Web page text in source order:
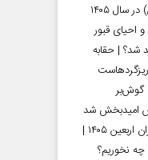
قیمت قبر در بهشت زهرا (س) در سال ۱۴۰۵
احیای قبور
شد؟ | حقابه
گوش‌بر
امیدبخش شد
توصیه‌های تغذیه‌ای برای زائران اربعین ۱۴۰۵ |
چه نخوریم؟